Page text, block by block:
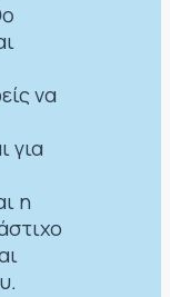
να
για
η